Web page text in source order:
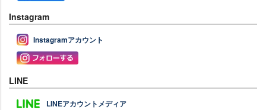
Instagram
Instagramアカウント
LINE
LINEアカウントメディア